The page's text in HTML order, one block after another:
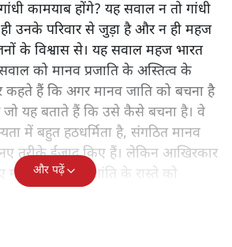
कामयाब होंगे? यह सवाल न तो गांधी
उनके परिवार से जुड़ा है और न ही महज
के विश्वास से। यह सवाल महज भारत
को मानव प्रजाति के अस्तित्व के
हैं कि अगर मानव जाति को बचना है
जो यह बताते हैं कि उसे कैसे बचना है। वे
में बहुत हठधर्मिता है, संगठित मानव
तरीके ईजाद किए हैं। लेकिन आखिरकार
गए अहिंसा और शांति के रास्ते को
और पढ़ें